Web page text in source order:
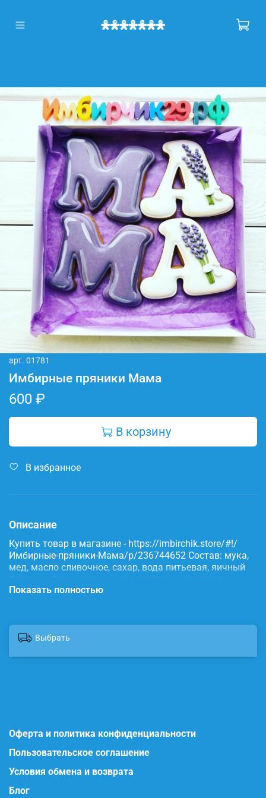
арт. 01781
Имбирные пряники Мама
600 ₽
В корзину
В избранное
Описание
Купить товар в магазине - https://imbirchik.store/#!/
Имбирные-пряники-Мама/p/236744652 Состав: мука,
мед, масло сливочное, сахар, вода питьевая, яичный
белок, имбирь, корица, сода, пищевые красители.
Показать полностью
Выбрать
Оферта и политика конфиденциальности
Пользовательское соглашение
Условия обмена и возврата
Блог